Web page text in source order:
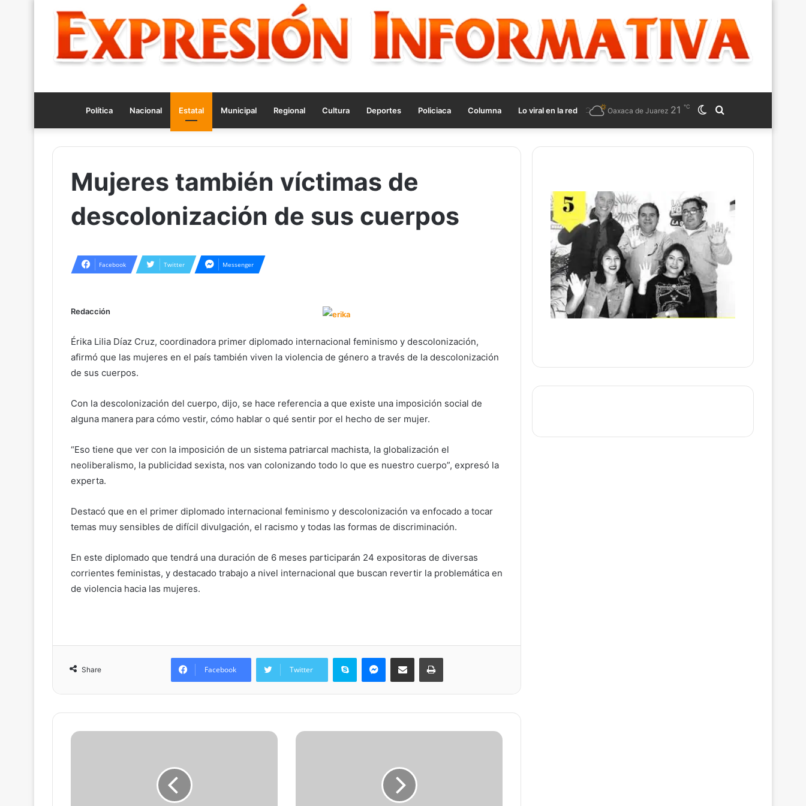
Política Nacional Estatal Municipal Regional Cultura Deportes Policiaca Columna Lo viral en la red
for
Switch
skin
Oaxaca de Juarez 21 ℃
Mujeres también víctimas de
descolonización de sus cuerpos
Facebook Twitter Messenger
Redacción
Érika Lilia Díaz Cruz, coordinadora primer diplomado internacional feminismo y descolonización,
afirmó que las mujeres en el país también viven la violencia de género a través de la descolonización
de sus cuerpos.
Con la descolonización del cuerpo, dijo, se hace referencia a que existe una imposición social de
alguna manera para cómo vestir, cómo hablar o qué sentir por el hecho de ser mujer.
“Eso tiene que ver con la imposición de un sistema patriarcal machista, la globalización el
neoliberalismo, la publicidad sexista, nos van colonizando todo lo que es nuestro cuerpo”, expresó la
experta.
Destacó que en el primer diplomado internacional feminismo y descolonización va enfocado a tocar
temas muy sensibles de difícil divulgación, el racismo y todas las formas de discriminación.
En este diplomado que tendrá una duración de 6 meses participarán 24 expositoras de diversas
corrientes feministas, y destacado trabajo a nivel internacional que buscan revertir la problemática en
de violencia hacia las mujeres.
Share Facebook Twitter
Skype Messenger
Share via Email Print